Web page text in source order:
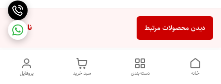
ناموجود دیدن محصولات مرتبط
پروفایل سبد خرید دسته‌بندی خانه